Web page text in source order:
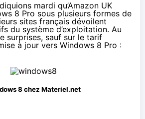
mardi qu’Amazon UK
8 Pro sous plusieurs formes de
sites français dévoilent
du système d’exploitation. Au
surprises, sauf sur le tarif
à jour vers Windows 8 Pro :
8 chez Materiel.net